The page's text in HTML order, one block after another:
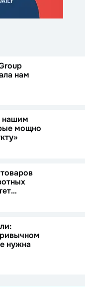
нам
нашим
мощно
нужна